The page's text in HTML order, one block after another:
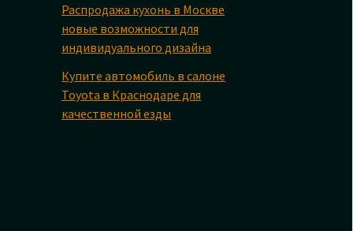
Распродажа кухонь в Москве
новые возможности для
индивидуального дизайна
Купите автомобиль в салоне
Toyota в Краснодаре для
качественной езды